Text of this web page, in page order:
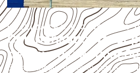
UTILIZAÇÃO E CUIDADOS
Compensado Naval
de Bayeux:
Em aplicações profissionais, o